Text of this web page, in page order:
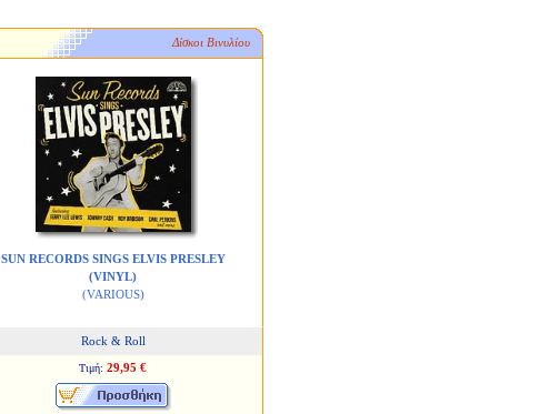
Δίσκοι Βινυλίου
SUN RECORDS SINGS ELVIS PRESLEY
(VINYL)
(VARIOUS)
Rock & Roll
Τιμή: 29,95 €